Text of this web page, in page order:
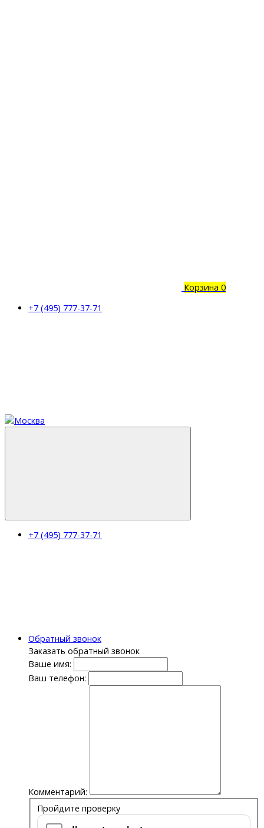
Корзина 0
+7 (495) 777-37-71
+7 (495) 777-37-71
Обратный звонок
Заказать обратный звонок
Ваше имя:
Ваш телефон:
Комментарий:
Пройдите проверку